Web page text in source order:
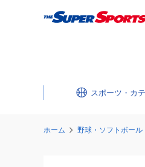
スポーツ・カ
ホーム 野球・ソフトボール